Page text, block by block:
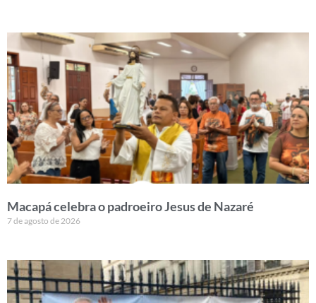
Macapá celebra o padroeiro Jesus de Nazaré
7 de agosto de 2026